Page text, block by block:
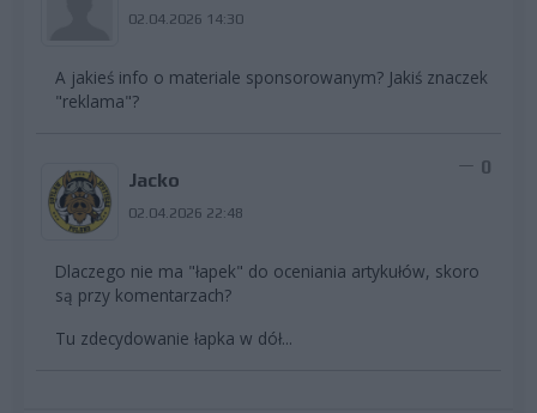
02.04.2026 14:30
A jakieś info o materiale sponsorowanym? Jakiś znaczek
"reklama"?
Jacko
02.04.2026 22:48
0
Dlaczego nie ma "łapek" do oceniania artykułów, skoro
są przy komentarzach?
Tu zdecydowanie łapka w dół...